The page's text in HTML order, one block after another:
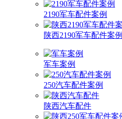
2190军车配件案例
陕西2190军车配件案例
军车案例
250汽车配件案例
陕西汽车配件